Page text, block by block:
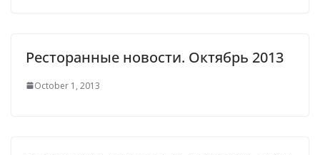
Ресторанные новости. Октябрь 2013
October 1, 2013